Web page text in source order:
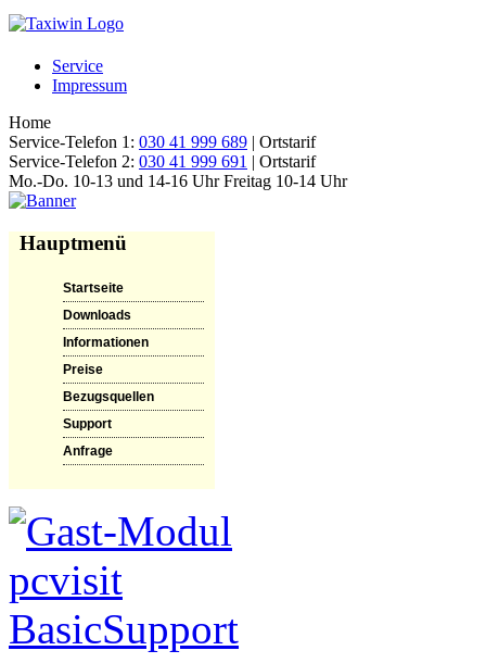
Service
Impressum
Home
Service-Telefon 1: 030 41 999 689 | Ortstarif
Service-Telefon 2: 030 41 999 691 | Ortstarif
Mo.-Do. 10-13 und 14-16 Uhr Freitag 10-14 Uhr
Hauptmenü
Startseite
Downloads
Informationen
Preise
Bezugsquellen
Support
Anfrage